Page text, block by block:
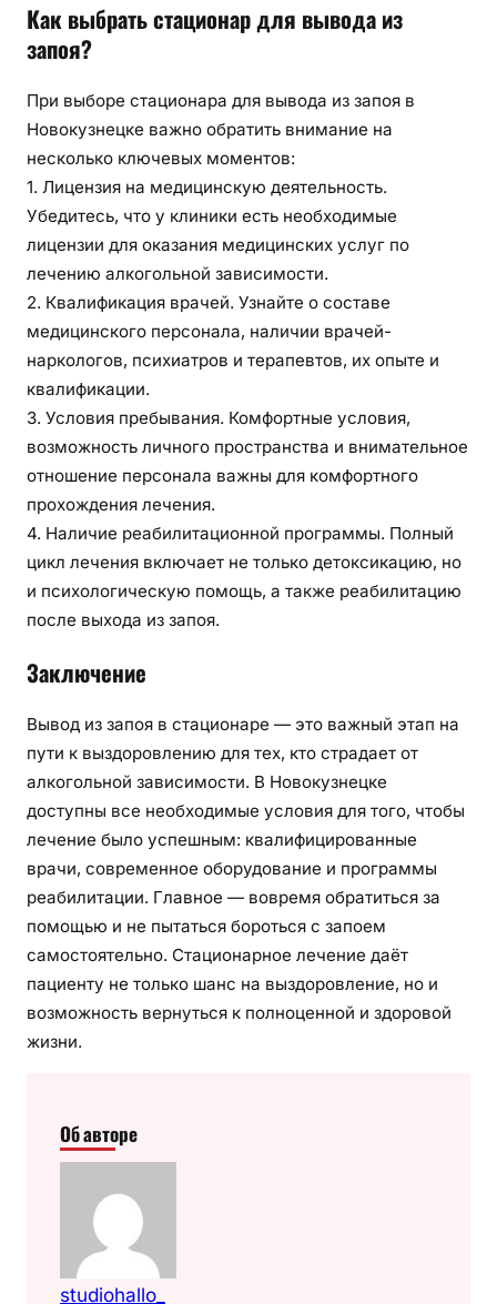
Как выбрать стационар для вывода из
запоя?
При выборе стационара для вывода из запоя в
Новокузнецке важно обратить внимание на
несколько ключевых моментов:
1. Лицензия на медицинскую деятельность.
Убедитесь, что у клиники есть необходимые
лицензии для оказания медицинских услуг по
лечению алкогольной зависимости.
2. Квалификация врачей. Узнайте о составе
медицинского персонала, наличии врачей-
наркологов, психиатров и терапевтов, их опыте и
квалификации.
3. Условия пребывания. Комфортные условия,
возможность личного пространства и внимательное
отношение персонала важны для комфортного
прохождения лечения.
4. Наличие реабилитационной программы. Полный
цикл лечения включает не только детоксикацию, но
и психологическую помощь, а также реабилитацию
после выхода из запоя.
Заключение
Вывод из запоя в стационаре — это важный этап на
пути к выздоровлению для тех, кто страдает от
алкогольной зависимости. В Новокузнецке
доступны все необходимые условия для того, чтобы
лечение было успешным: квалифицированные
врачи, современное оборудование и программы
реабилитации. Главное — вовремя обратиться за
помощью и не пытаться бороться с запоем
самостоятельно. Стационарное лечение даёт
пациенту не только шанс на выздоровление, но и
возможность вернуться к полноценной и здоровой
жизни.
Об авторе
studiohallo_